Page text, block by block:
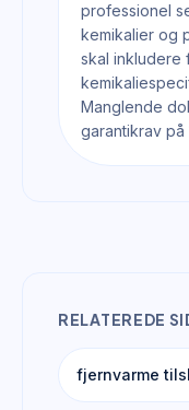
professionel
kemikalier og
skal inkludere
Manglende
garantikrav på
RELATEREDE
fjernvarme